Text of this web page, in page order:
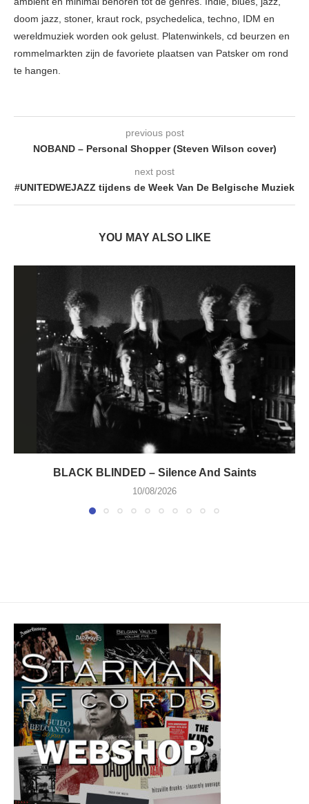
doom jazz, stoner, kraut rock, psychedelica, techno, IDM en
wereldmuziek worden ook gelust. Platenwinkels, cd beurzen en
rommelmarkten zijn de favoriete plaatsen van Patsker om rond
te hangen.
previous post
NOBAND – Personal Shopper (Steven Wilson cover)
next post
#UNITEDWEJAZZ tijdens de Week Van De Belgische Muziek
YOU MAY ALSO LIKE
BLACK BLINDED – Silence And Saints
10/08/2026